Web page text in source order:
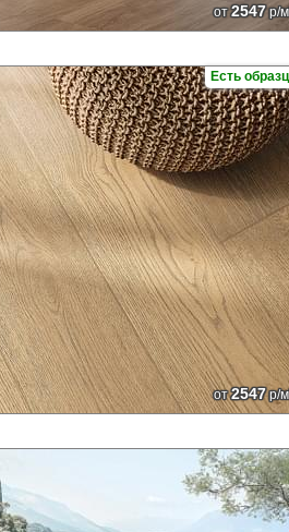
от2547р/
Есть
от2547р/